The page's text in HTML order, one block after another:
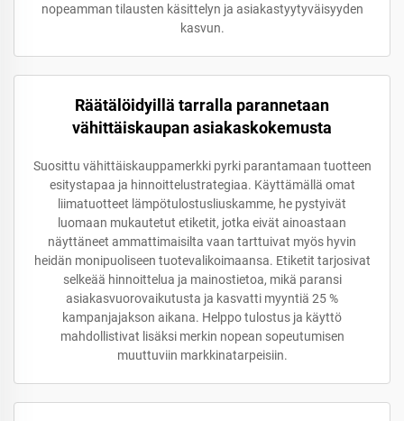
nopeamman tilausten käsittelyn ja asiakastyytyväisyyden
kasvun.
Räätälöidyillä tarralla parannetaan
vähittäiskaupan asiakaskokemusta
Suosittu vähittäiskauppamerkki pyrki parantamaan tuotteen
esitystapaa ja hinnoittelustrategiaa. Käyttämällä omat
liimatuotteet lämpötulostusliuskamme, he pystyivät
luomaan mukautetut etiketit, jotka eivät ainoastaan
näyttäneet ammattimaisilta vaan tarttuivat myös hyvin
heidän monipuoliseen tuotevalikoimaansa. Etiketit tarjosivat
selkeää hinnoittelua ja mainostietoa, mikä paransi
asiakasvuorovaikutusta ja kasvatti myyntiä 25 %
kampanjajakson aikana. Helppo tulostus ja käyttö
mahdollistivat lisäksi merkin nopean sopeutumisen
muuttuviin markkinatarpeisiin.